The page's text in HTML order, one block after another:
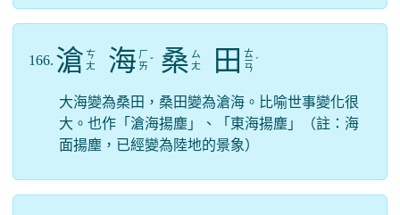
166. 滄 ㄘ
ㄤ
海 ㄏ
ㄞ ˇ 桑 ㄙ
ㄤ
田 ㄊ
ㄧ
ㄢ
ˊ
大海變為桑田，桑田變為滄海。比喻世事變化很
大。也作「滄海揚塵」、「東海揚塵」（註：海
面揚塵，已經變為陸地的景象）